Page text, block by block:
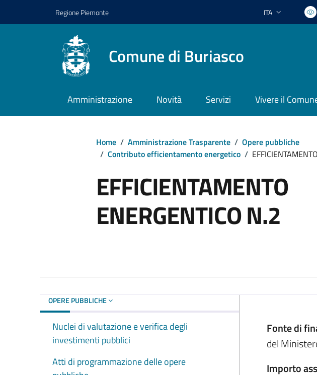
Regione Piemonte Lingua attiva:
ITA
Comune di Buriasco
Amministrazione Novità Servizi Vivere il
Home / Amministrazione Trasparente / Opere pubbliche
/ Contributo efficientamento energetico /
EFFICIENTAMENTO
ENERGENTICO N.2
OPERE PUBBLICHE
Nuclei di valutazione e verifica degli
investimenti pubblici
Atti di programmazione delle opere
Fonte di
del
Importo